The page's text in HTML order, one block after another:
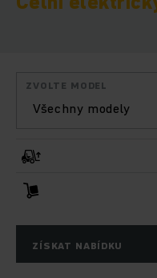
Všechny modely
ZVOLTE MODEL
ZÍSKAT NABÍDKU